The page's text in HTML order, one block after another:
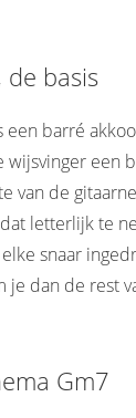
basis
een barré
wijsvinger een
van de
letterlijk te
snaar
je dan de rest
Gm7